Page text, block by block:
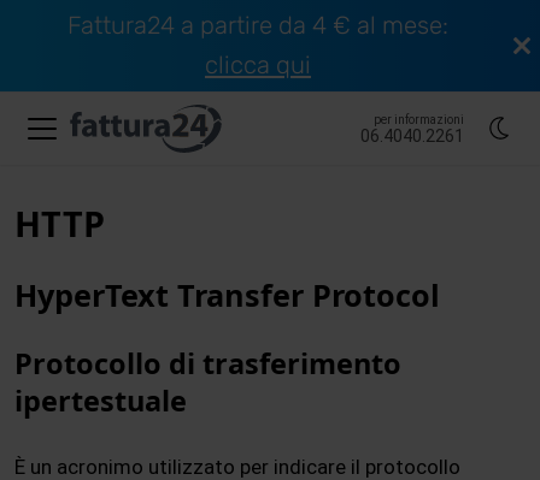
Fattura24 a partire da 4 € al mese:
clicca qui
per informazioni
06.4040.2261
HTTP
HyperText Transfer Protocol
Protocollo di trasferimento
ipertestuale
È un acronimo utilizzato per indicare il protocollo